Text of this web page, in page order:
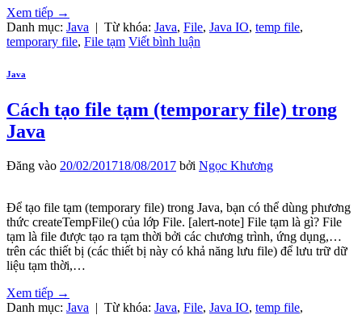
Xem tiếp →
Danh mục: Java | Từ khóa: Java, File, Java IO, temp file,
temporary file, File tạm Viết bình luận
Java
Cách tạo file tạm (temporary file) trong
Java
Đăng vào 20/02/201718/08/2017 bởi Ngọc Khương
Để tạo file tạm (temporary file) trong Java, bạn có thể dùng phương
thức createTempFile() của lớp File. [alert-note] File tạm là gì? File
tạm là file được tạo ra tạm thời bởi các chương trình, ứng dụng,…
trên các thiết bị (các thiết bị này có khả năng lưu file) để lưu trữ dữ
liệu tạm thời,…
Xem tiếp →
Danh mục: Java | Từ khóa: Java, File, Java IO, temp file,